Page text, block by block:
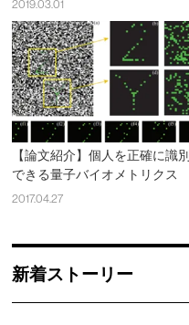
2019.03.01
【論文紹介】個人を正確に識別
できる量子バイオメトリクス
2017.04.27
新着ストーリー